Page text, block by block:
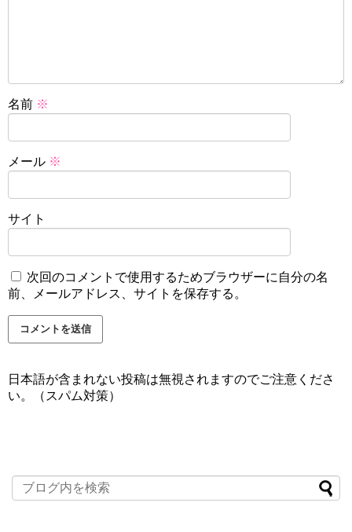
名前 ※
メール ※
サイト
次回のコメントで使用するためブラウザーに自分の名
前、メールアドレス、サイトを保存する。
日本語が含まれない投稿は無視されますのでご注意くださ
い。（スパム対策）